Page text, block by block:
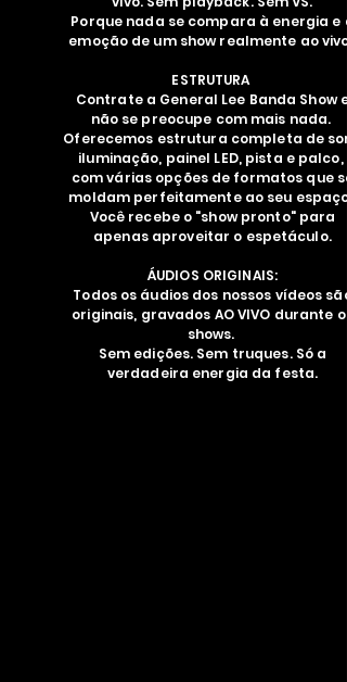
Porque nada se compara à energia e à
emoção de um show realmente ao vivo.
ESTRUTURA
Contrate a General Lee Banda Show e
não se preocupe com mais nada.
Oferecemos estrutura completa de
iluminação, painel LED, pista e palco,
com várias opções de formatos que se
moldam perfeitamente ao seu espaço.
Você recebe o "show pronto" para
apenas aproveitar o espetáculo.
ÁUDIOS ORIGINAIS:
Todos os áudios dos nossos vídeos são
originais, gravados AO VIVO durante os
shows.
Sem edições. Sem truques. Só a
verdadeira energia da festa.